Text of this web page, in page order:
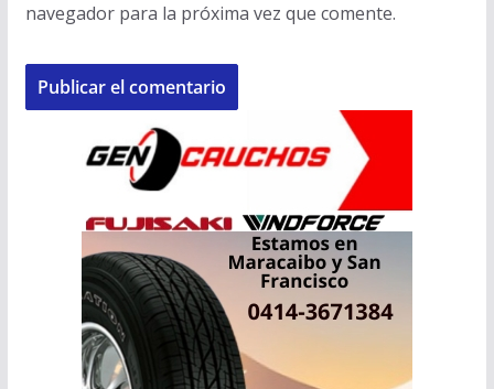
navegador para la próxima vez que comente.